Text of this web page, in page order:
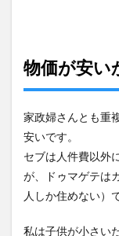
物価が安い
家政婦さんとも重
安いです。
セブは人件費以外
が、ドゥマゲテは
人しか住めない）
私は子供が小さい